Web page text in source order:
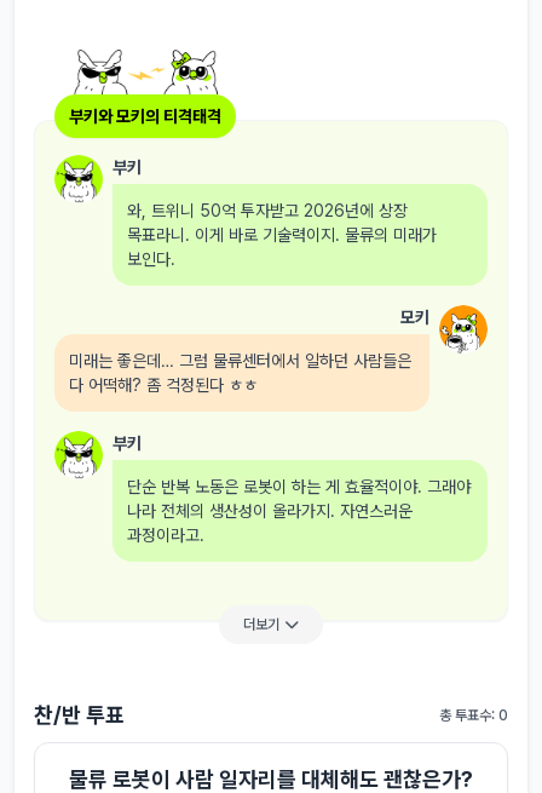
부키와 모키의 티격태격
부키
와, 트위니 50억 투자받고 2026년에 상장
목표라니. 이게 바로 기술력이지. 물류의 미래가
보인다.
모키
미래는 좋은데… 그럼 물류센터에서 일하던 사람들은
다 어떡해? 좀 걱정된다 ㅎㅎ
부키
단순 반복 노동은 로봇이 하는 게 효율적이야. 그래야
나라 전체의 생산성이 올라가지. 자연스러운
과정이라고.
더보기
찬/반 투표 총 투표수: 0
물류 로봇이 사람 일자리를 대체해도 괜찮은가?